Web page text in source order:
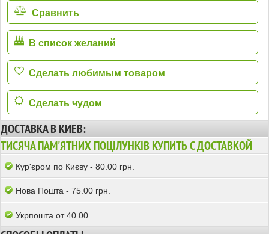
Сравнить
В список желаний
Сделать любимым товаром
Сделать чудом
ДОСТАВКА В КИЕВ:
ТИСЯЧА ПАМ'ЯТНИХ ПОЦІЛУНКІВ КУПИТЬ С ДОСТАВКОЙ
Кур'єром по Києву - 80.00 грн.
Нова Пошта - 75.00 грн.
Укрпошта от 40.00